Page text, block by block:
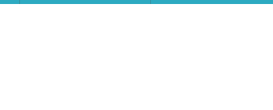
случаи